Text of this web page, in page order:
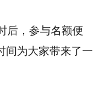
后，参与名额便
间为大家带来了一